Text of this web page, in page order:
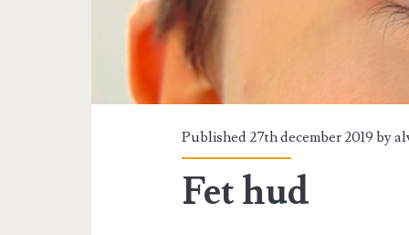
Published 27th december 2019 by
Fet hud